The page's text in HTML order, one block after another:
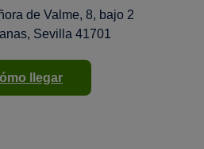
de Valme, 8, bajo 2
Sevilla 41701
llegar